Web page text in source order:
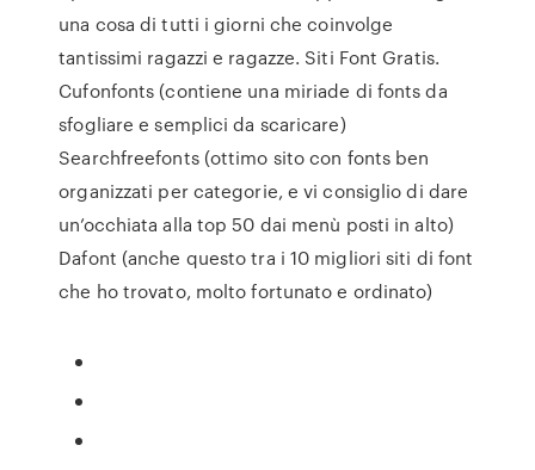
una cosa di tutti i giorni che coinvolge
tantissimi ragazzi e ragazze. Siti Font Gratis.
Cufonfonts (contiene una miriade di fonts da
sfogliare e semplici da scaricare)
Searchfreefonts (ottimo sito con fonts ben
organizzati per categorie, e vi consiglio di dare
un’occhiata alla top 50 dai menù posti in alto)
Dafont (anche questo tra i 10 migliori siti di font
che ho trovato, molto fortunato e ordinato)